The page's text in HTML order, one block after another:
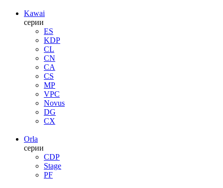
Kawai
серии
ES
KDP
CL
CN
CA
CS
MP
VPC
Novus
DG
CX
Orla
серии
CDP
Stage
PF